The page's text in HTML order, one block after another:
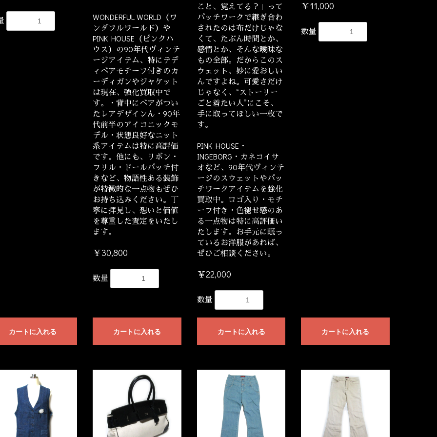
カートに入れる
WONDERFUL WORLD（ワ
ンダフルワールド）や
PINK HOUSE（ピンクハ
ウス）の90年代ヴィンテ
ージアイテム、特にテデ
ィベアモチーフ付きのカ
ーディガンやジャケット
は現在、強化買取中で
す。・背中にベアがつい
たレアデザインん・90年
代前半のアイコニックモ
デル・状態良好なニット
系アイテムは特に高評価
です。他にも、リボン・
フリル・ドールパッチ付
きなど、物語性ある装飾
が特徴的な一点物もぜひ
お持ち込みください。丁
寧に拝見し、想いと価値
を尊重した査定をいたし
ます。
￥30,800
数量
カートに入れる
こと、覚えてる？」って
パッチワークで継ぎ合わ
されたのは布だけじゃな
くて、たぶん時間とか、
感情とか、そんな曖昧な
もの全部。だからこのス
ウェット、妙に愛おしい
んですよね。可愛さだけ
じゃなく、“ストーリー
ごと着たい人”にこそ、
手に取ってほしい一枚で
す。
PINK HOUSE・
INGEBORG・カネコイサ
オなど、90年代ヴィンテ
ージのスウェットやパッ
チワークアイテムを強化
買取中。ロゴ入り・モチ
ーフ付き・色褪せ感のあ
る一点物は特に高評価い
たします。お手元に眠っ
ているお洋服があれば、
ぜひご相談ください。
￥22,000
数量
カートに入れる
￥11,000
数量
カートに入れる